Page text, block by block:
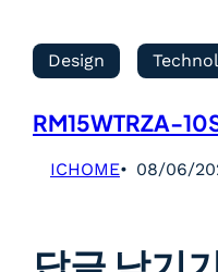
Design
RM15WTRZA-
ICHOME 08/06/